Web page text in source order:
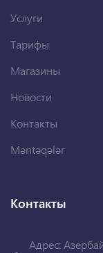
Услуги
Тарифы
Магазины
Новости
Контакты
Məntəqələr
Контакты
Адрес: